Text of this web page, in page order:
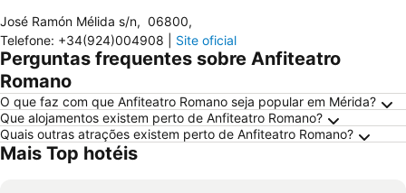
José Ramón Mélida s/n, 06800,
Telefone: +34(924)004908 Site oficial
Perguntas frequentes sobre Anfiteatro
Romano
O que faz com que Anfiteatro Romano seja popular em Mérida?
Que alojamentos existem perto de Anfiteatro Romano?
Quais outras atrações existem perto de Anfiteatro Romano?
Mais Top hotéis